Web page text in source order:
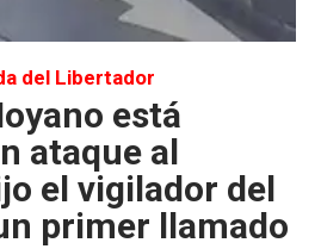
del Libertador
está
ataque al
el vigilador del
primer llamado